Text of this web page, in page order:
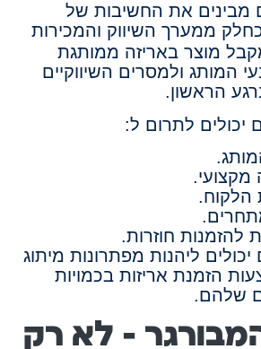
מבינים את החשיבות של
ממערך השיווק והמכירות
מוצר באריזה ממותגת
המותג ולמסרים השיווקיים
הראשון.
יכולים לתרום ל:
מקצועי.
הלקוח.
להזמנות חוזרות.
ליהנות מפתרונות מיתוג
הזמנת אריזות בכמויות
שלהם.
– לא רק